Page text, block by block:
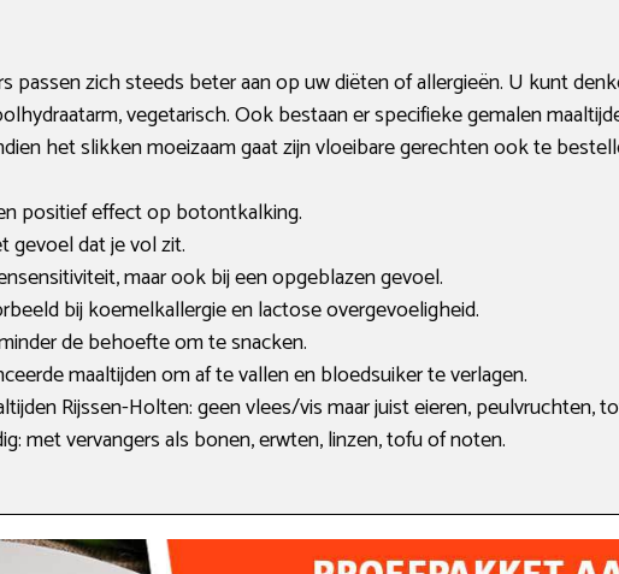
passen zich steeds beter aan op uw diëten of allergieën. U kunt
vegetarisch. Ook bestaan er specifieke gemalen
het slikken moeizaam gaat zijn vloeibare gerechten ook te
positief effect op botontkalking.
gevoel dat je vol zit.
maar ook bij een opgeblazen gevoel.
bij koemelkallergie en lactose overgevoeligheid.
de behoefte om te snacken.
maaltijden om af te vallen en bloedsuiker te verlagen.
Rijssen-Holten: geen vlees/vis maar juist eieren, peulvruchten,
met vervangers als bonen, erwten, linzen, tofu of noten.